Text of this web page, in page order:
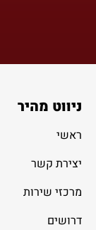
ניווט מהיר
ראשי
יצירת קשר
מרכזי שירות
דרושים